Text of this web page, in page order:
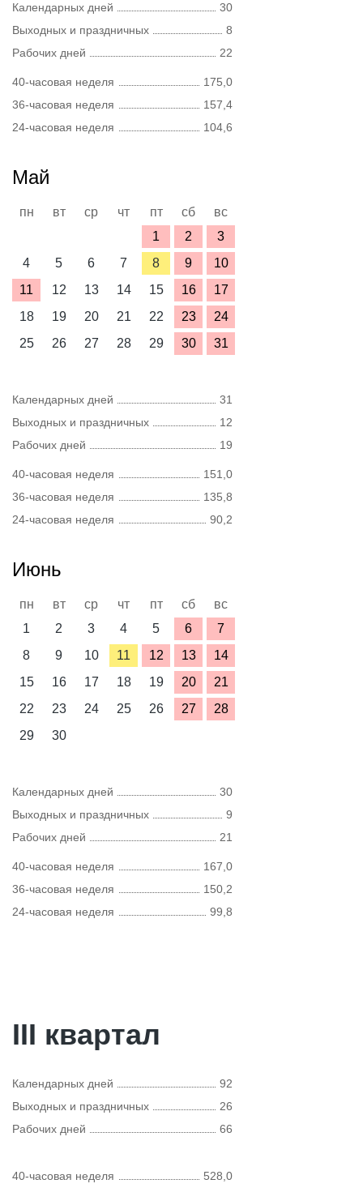
Календарных дней
30
Выходных и праздничных
8
Рабочих дней
22
40-часовая неделя
175,0
36-часовая неделя
157,4
24-часовая неделя
104,6
Май
пн вт ср чт пт сб
вс
1
2
3
4
5 6 7 8 9
10
11
12 13 14 15 16
17
18
19 20 21 22 23
24
25
26 27 28 29 30 31
Календарных дней
31
Выходных и праздничных
12
Рабочих дней
19
40-часовая неделя
151,0
36-часовая неделя
135,8
24-часовая неделя
90,2
Июнь
пн вт ср чт пт сб
вс
1
2 3 4 5 6
7
8
9 10 11 12 13
14
15
16 17 18 19 20
21
22
23 24 25 26 27
28
29
30
Календарных дней
30
Выходных и праздничных
9
Рабочих дней
21
40-часовая неделя
167,0
36-часовая неделя
150,2
24-часовая неделя
99,8
III квартал
Календарных дней
92
Выходных и праздничных
26
Рабочих дней
66
40-часовая неделя 528,0